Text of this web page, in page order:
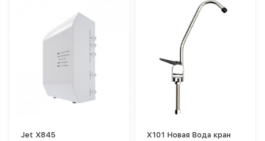
Jet X845
X101 Новая Вода кран